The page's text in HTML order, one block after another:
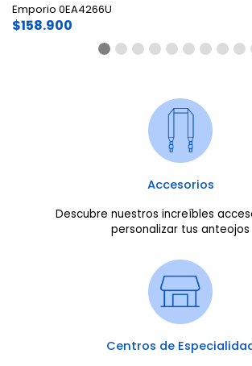
Emporio 0EA4266U
$158.900
Accesorios
Descubre nuestros increíbles
personalizar tus anteojos
Centros de